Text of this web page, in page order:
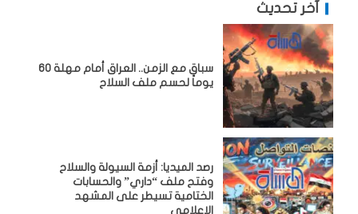
آخر تحديث
سباق مع الزمن.. العراق أمام مهلة 60
يوماً لحسم ملف السلاح
رصد الميديا: أزمة السيولة والسلاح
وفتح ملف “داري” والحسابات
الختامية تسيطر على المشهد
الاعلامي